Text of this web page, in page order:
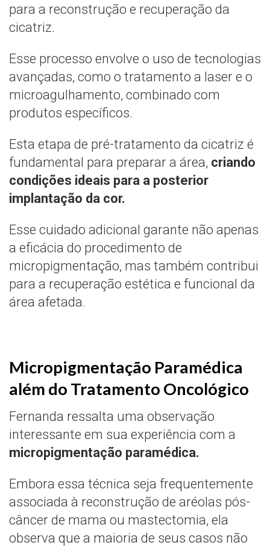
para a reconstrução e recuperação da
cicatriz.
Esse processo envolve o uso de tecnologias
avançadas, como o tratamento a laser e o
microagulhamento, combinado com
produtos específicos.
Esta etapa de pré-tratamento da cicatriz é
fundamental para preparar a área, criando
condições ideais para a posterior
implantação da cor.
Esse cuidado adicional garante não apenas
a eficácia do procedimento de
micropigmentação, mas também contribui
para a recuperação estética e funcional da
área afetada.
Micropigmentação Paramédica
além do Tratamento Oncológico
Fernanda ressalta uma observação
interessante em sua experiência com a
micropigmentação paramédica.
Embora essa técnica seja frequentemente
associada à reconstrução de aréolas pós-
câncer de mama ou mastectomia, ela
observa que a maioria de seus casos não